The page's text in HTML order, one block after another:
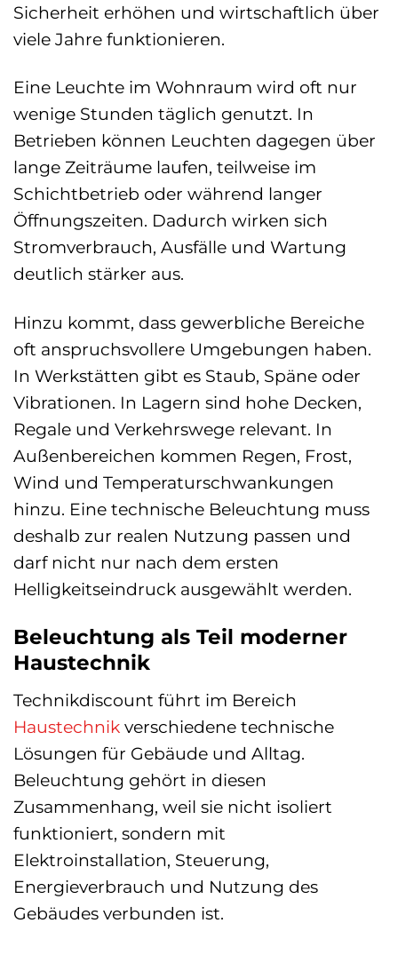
Sicherheit erhöhen und wirtschaftlich über
viele Jahre funktionieren.
Eine Leuchte im Wohnraum wird oft nur
wenige Stunden täglich genutzt. In
Betrieben können Leuchten dagegen über
lange Zeiträume laufen, teilweise im
Schichtbetrieb oder während langer
Öffnungszeiten. Dadurch wirken sich
Stromverbrauch, Ausfälle und Wartung
deutlich stärker aus.
Hinzu kommt, dass gewerbliche Bereiche
oft anspruchsvollere Umgebungen haben.
In Werkstätten gibt es Staub, Späne oder
Vibrationen. In Lagern sind hohe Decken,
Regale und Verkehrswege relevant. In
Außenbereichen kommen Regen, Frost,
Wind und Temperaturschwankungen
hinzu. Eine technische Beleuchtung muss
deshalb zur realen Nutzung passen und
darf nicht nur nach dem ersten
Helligkeitseindruck ausgewählt werden.
Beleuchtung als Teil moderner
Haustechnik
Technikdiscount führt im Bereich
Haustechnik verschiedene technische
Lösungen für Gebäude und Alltag.
Beleuchtung gehört in diesen
Zusammenhang, weil sie nicht isoliert
funktioniert, sondern mit
Elektroinstallation, Steuerung,
Energieverbrauch und Nutzung des
Gebäudes verbunden ist.